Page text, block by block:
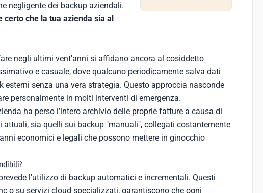
negligente dei backup aziendali.
certo che la tua azienda sia al
negli ultimi vent'anni si affidano ancora al cosiddetto
e casuale, dove qualcuno periodicamente salva dati
esterni senza una vera strategia. Questo approccia nasconde
personalmente in molti interventi di emergenza.
ha perso l’intero archivio delle proprie fatture a causa di
sia quelli sui backup "manuali", collegati costantemente
economici e legali che possono mettere in ginocchio
l'utilizzo di backup automatici e incrementali. Questi
o su servizi cloud specializzati, garantiscono che ogni